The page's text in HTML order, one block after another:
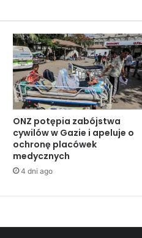
ONZ potępia zabójstwa
cywilów w Gazie i apeluje o
ochronę placówek
medycznych
4 dni ago